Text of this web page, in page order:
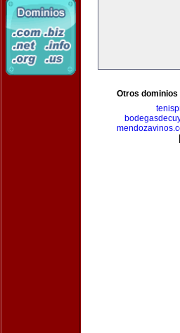
Otros dominios